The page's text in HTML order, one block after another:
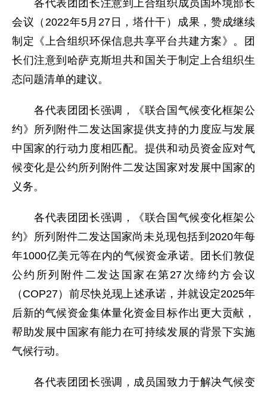
各代表团团长注意到上合组织成员国环境部长
会议（2022年5月27日，塔什干）成果，赞成继续
制定《上合组织环保信息共享平台共建方案》。团
长们注意到哈萨克斯坦共和国关于制定上合组织生
态问题清单的建议。
各代表团团长强调，《联合国气候变化框架公
约》所列附件二发达国家提供支持的力度应与发展
中国家的行动力度相匹配。提供和动员资金应对气
候变化是公约所列附件二发达国家对发展中国家的
义务。
各代表团团长强调，《联合国气候变化框架公
约》所列附件二发达国家尚未兑现包括到2020年每
年1000亿美元等在内的气候资金承诺。团长们敦促
公约所列附件二发达国家在第27次缔约方会议
（COP27）前尽快兑现上述承诺，并就设定2025年
后新的气候资金集体量化资金目标作出更大贡献，
帮助发展中国家有能力在可持续发展的背景下实施
气候行动。
各代表团团长强调，成员国致力于解决气候变